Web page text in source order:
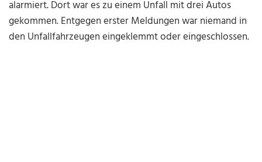
alarmiert. Dort war es zu einem Unfall mit drei Autos
gekommen. Entgegen erster Meldungen war niemand in
den Unfallfahrzeugen eingeklemmt oder eingeschlossen.